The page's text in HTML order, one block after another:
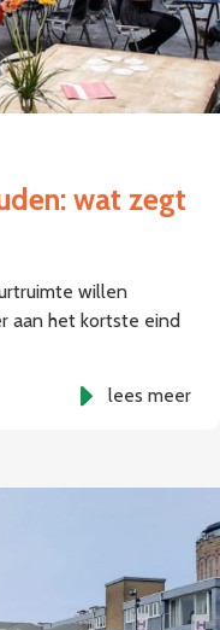
wat zegt
willen
aan het kortste eind
lees meer